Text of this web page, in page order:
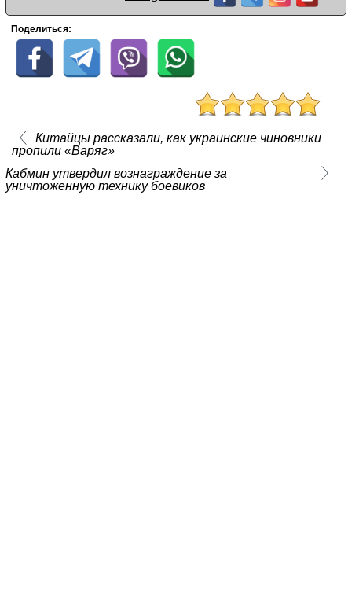
Поделиться:
Китайцы рассказали, как украинские чиновники
пропили «Варяг»
Кабмин утвердил вознаграждение за
уничтоженную технику боевиков